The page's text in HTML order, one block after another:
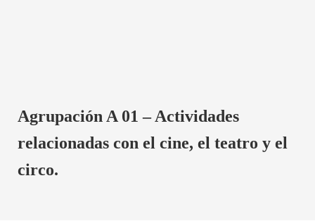
Agrupación A 01 – Actividades
relacionadas con el cine, el teatro y el
circo.